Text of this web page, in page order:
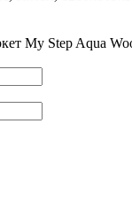
My Step Aqua